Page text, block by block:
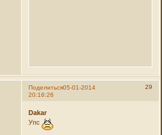
Поделиться 29
05-01-2014
20:16:26
Dakar
Упс